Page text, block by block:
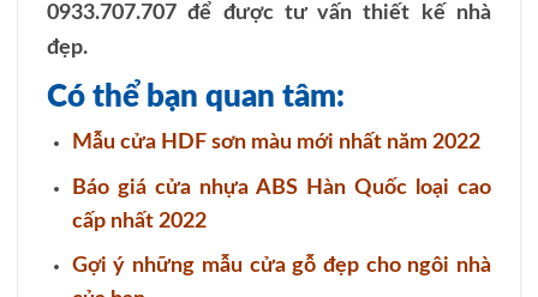
0933.707.707 để được tư vấn thiết kế nhà
đẹp.
Có thể bạn quan tâm:
Mẫu cửa HDF sơn màu mới nhất năm 2022
Báo giá cửa nhựa ABS Hàn Quốc loại cao
cấp nhất 2022
Gợi ý những mẫu cửa gỗ đẹp cho ngôi nhà